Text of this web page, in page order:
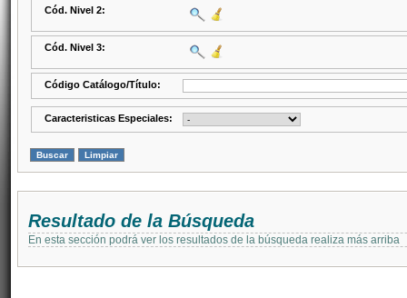
Cód. Nivel 2:
Cód. Nivel 3:
Código Catálogo/Título:
Caracteristicas Especiales:
Resultado de la Búsqueda
En esta sección podrá ver los resultados de la búsqueda realiza más arriba